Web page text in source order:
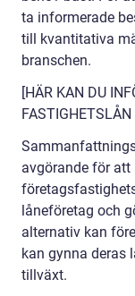
ta informerade
till kvantitativa
branschen.
[HÄR KAN DU
FASTIGHETSLÅN
avgörande för
låneföretag och
alternativ kan
kan gynna deras
tillväxt.